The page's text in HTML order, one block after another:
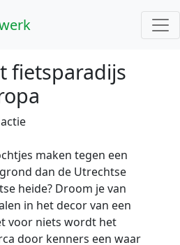
fietsparadijs
maken tegen een
dan de Utrechtse
heide? Droom je van
in het decor van een
voor niets wordt het
door kenners een waar